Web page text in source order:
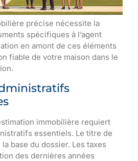
précise nécessite la
spécifiques à l’agent
en amont de ces éléments
fiable de votre maison dans le
immobilière requiert
essentiels. Le titre de
base du dossier. Les taxes
des dernières années